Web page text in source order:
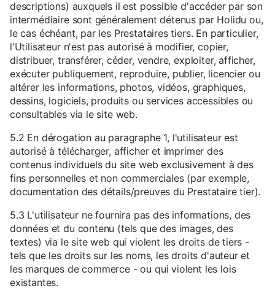
descriptions) auxquels il est possible d'accéder par son
intermédiaire sont généralement détenus par Holidu ou,
le cas échéant, par les Prestataires tiers. En particulier,
l'Utilisateur n'est pas autorisé à modifier, copier,
distribuer, transférer, céder, vendre, exploiter, afficher,
exécuter publiquement, reproduire, publier, licencier ou
altérer les informations, photos, vidéos, graphiques,
dessins, logiciels, produits ou services accessibles ou
consultables via le site web.
5.2 En dérogation au paragraphe 1, l'utilisateur est
autorisé à télécharger, afficher et imprimer des
contenus individuels du site web exclusivement à des
fins personnelles et non commerciales (par exemple,
documentation des détails/preuves du Prestataire tier).
5.3 L'utilisateur ne fournira pas des informations, des
données et du contenu (tels que des images, des
textes) via le site web qui violent les droits de tiers -
tels que les droits sur les noms, les droits d'auteur et
les marques de commerce - ou qui violent les lois
existantes.